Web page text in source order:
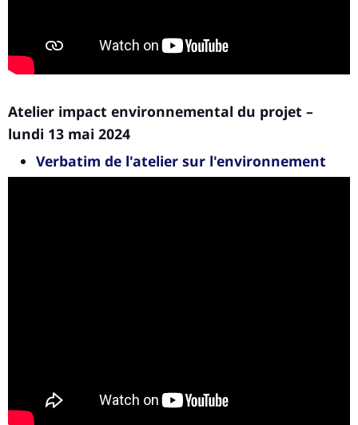
Atelier impact environnemental du projet –
lundi 13 mai 2024
Verbatim de l'atelier sur l'environnement